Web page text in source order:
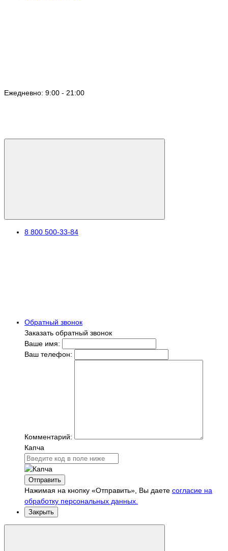
Ежедневно: 9:00 - 21:00
8 800 500-33-84
Обратный звонок
Заказать обратный звонок
Ваше имя:
Ваш телефон:
Комментарий:
Капча
Отправить
Нажимая на кнопку «Отправить», Вы даете согласие на
обработку персональных данных.
Закрыть